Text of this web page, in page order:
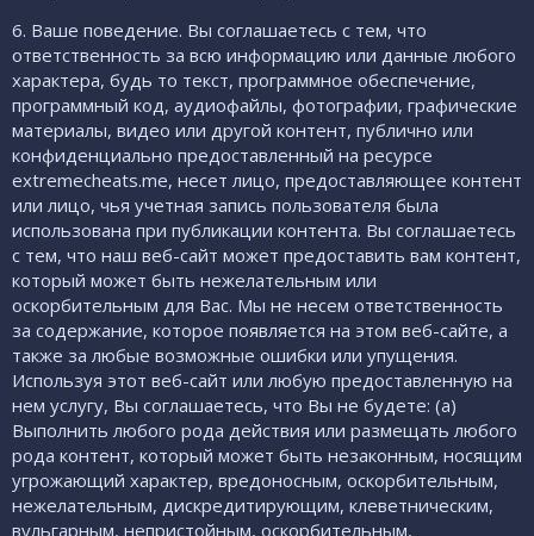
6. Ваше поведение. Вы соглашаетесь с тем, что
ответственность за всю информацию или данные любого
характера, будь то текст, программное обеспечение,
программный код, аудиофайлы, фотографии, графические
материалы, видео или другой контент, публично или
конфиденциально предоставленный на ресурсе
extremecheats.me, несет лицо, предоставляющее контент
или лицо, чья учетная запись пользователя была
использована при публикации контента. Вы соглашаетесь
с тем, что наш веб-сайт может предоставить вам контент,
который может быть нежелательным или
оскорбительным для Вас. Мы не несем ответственность
за содержание, которое появляется на этом веб-сайте, а
также за любые возможные ошибки или упущения.
Используя этот веб-сайт или любую предоставленную на
нем услугу, Вы соглашаетесь, что Вы не будете: (а)
Выполнить любого рода действия или размещать любого
рода контент, который может быть незаконным, носящим
угрожающий характер, вредоносным, оскорбительным,
нежелательным, дискредитирующим, клеветническим,
вульгарным, непристойным, оскорбительным,